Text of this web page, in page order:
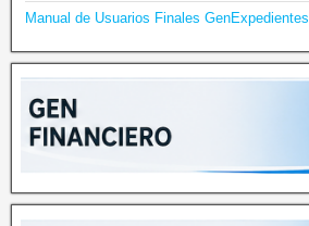
Manual de Usuarios Finales GenExpedientes